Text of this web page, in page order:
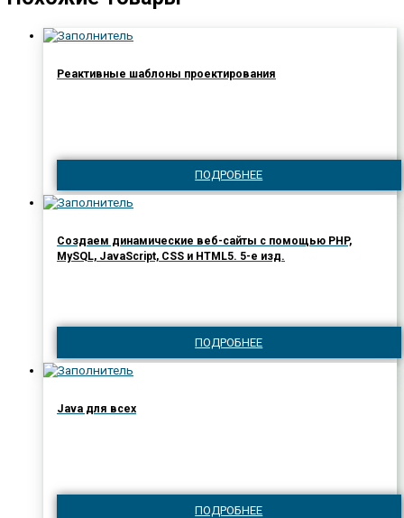
Реактивные шаблоны проектирования
ПОДРОБНЕЕ
Создаем динамические веб-сайты с помощью PHP,
MySQL, JavaScript, CSS и HTML5. 5-е изд.
ПОДРОБНЕЕ
Java для всех
ПОДРОБНЕЕ